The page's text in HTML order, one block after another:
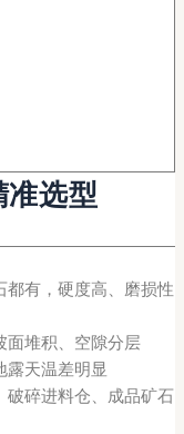
准选型
都有，硬度高、磨损性
面堆积、空隙分层
露天温差明显
破碎进料仓、成品矿石